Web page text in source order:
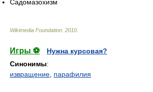
Садомазохизм
Wikimedia Foundation 2010
Игры ⚽
Нужна курсовая?
Синонимы:
извращение парафилия